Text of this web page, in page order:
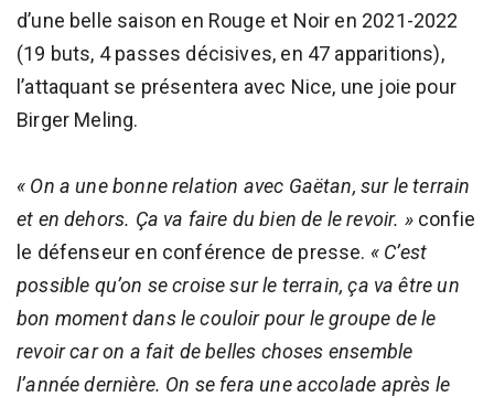
d’une belle saison en Rouge et Noir en 2021-2022
(19 buts, 4 passes décisives, en 47 apparitions),
l’attaquant se présentera avec Nice, une joie pour
Birger Meling.
« On a une bonne relation avec Gaëtan, sur le terrain
et en dehors. Ça va faire du bien de le revoir. » confie
le défenseur en conférence de presse. « C’est
possible qu’on se croise sur le terrain, ça va être un
bon moment dans le couloir pour le groupe de le
revoir car on a fait de belles choses ensemble
l’année dernière. On se fera une accolade après le